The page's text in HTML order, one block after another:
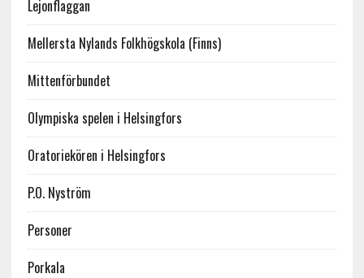
Lejonflaggan
Mellersta Nylands Folkhögskola (Finns)
Mittenförbundet
Olympiska spelen i Helsingfors
Oratoriekören i Helsingfors
P.O. Nyström
Personer
Porkala